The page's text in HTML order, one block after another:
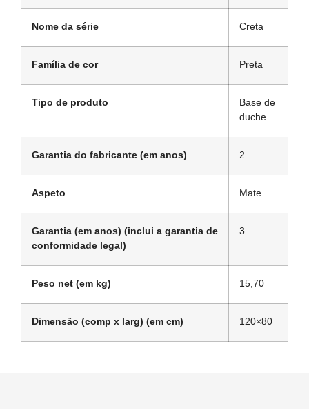
Nome da série Creta
Família de cor Preta
Tipo de produto
Base de
duche
Garantia do fabricante (em anos) 2
Aspeto Mate
Garantia (em anos) (inclui a garantia de
conformidade legal)
3
Peso net (em kg) 15,70
Dimensão (comp x larg) (em cm) 120×80